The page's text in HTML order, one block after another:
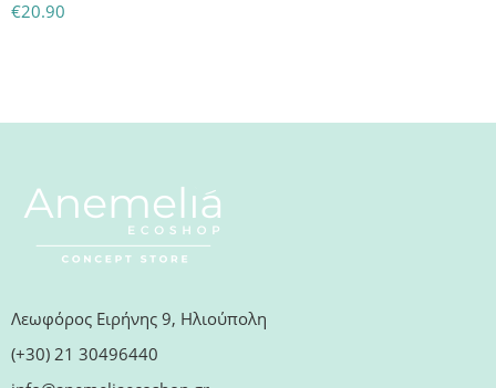
€20.90
Λεωφόρος Ειρήνης 9, Ηλιούπολη
(+30) 21 30496440